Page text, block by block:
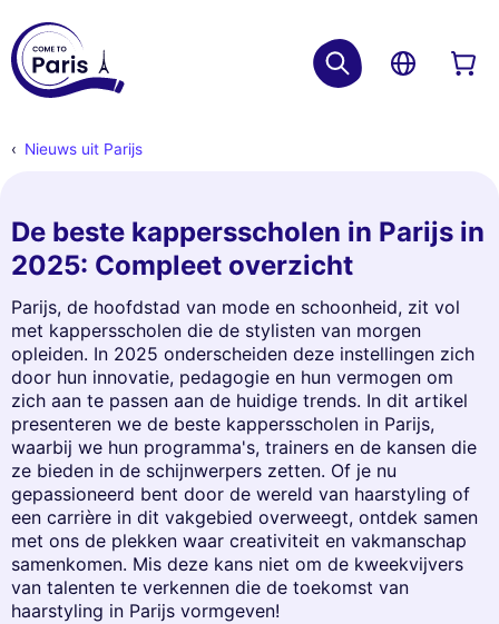
Nieuws uit Parijs
De beste kappersscholen in Parijs in
2025: Compleet overzicht
Parijs, de hoofdstad van mode en schoonheid, zit vol
met kappersscholen die de stylisten van morgen
opleiden. In 2025 onderscheiden deze instellingen zich
door hun innovatie, pedagogie en hun vermogen om
zich aan te passen aan de huidige trends. In dit artikel
presenteren we de beste kappersscholen in Parijs,
waarbij we hun programma's, trainers en de kansen die
ze bieden in de schijnwerpers zetten. Of je nu
gepassioneerd bent door de wereld van haarstyling of
een carrière in dit vakgebied overweegt, ontdek samen
met ons de plekken waar creativiteit en vakmanschap
samenkomen. Mis deze kans niet om de kweekvijvers
van talenten te verkennen die de toekomst van
haarstyling in Parijs vormgeven!